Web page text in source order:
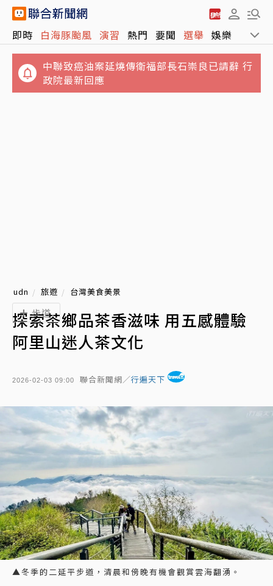
即時 白海豚颱風 演習 熱門 要聞 選舉 娛樂 運動
客
中聯致癌油案延燒傳衛福部長石崇良已請辭 行
政院最新回應
udn 旅遊 台灣美食美景
探索茶鄉品茶香滋味 用五感體驗
阿里山迷人茶文化
2026-02-03 09:00 聯合新聞網／行遍天下
步道
▲冬季的二延平步道，清晨和傍晚有機會觀賞雲海翻湧。